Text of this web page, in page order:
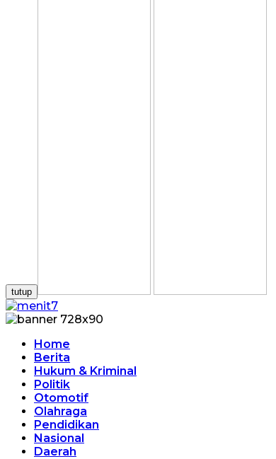
tutup
Home
Berita
Hukum & Kriminal
Politik
Otomotif
Olahraga
Pendidikan
Nasional
Daerah